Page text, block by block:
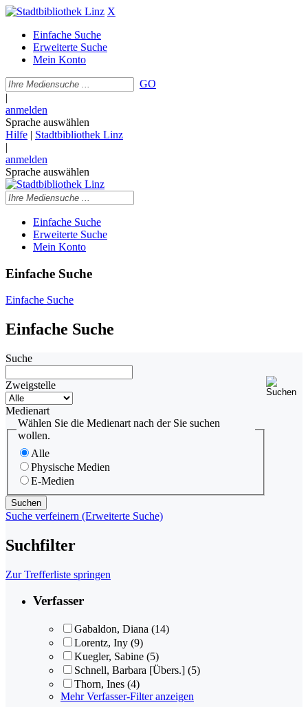
X
Einfache Suche
Erweiterte Suche
Mein Konto
GO
|
anmelden
Sprache auswählen
Hilfe | Stadtbibliothek Linz
|
anmelden
Sprache auswählen
Einfache Suche
Erweiterte Suche
Mein Konto
Einfache Suche
Einfache Suche
Einfache Suche
Suche
Zweigstelle
Medienart
Wählen Sie die Medienart nach der Sie suchen
wollen.
Alle
Physische Medien
E-Medien
Suche verfeinern (Erweiterte Suche)
Suchfilter
Zur Trefferliste springen
Verfasser
Gabaldon, Diana (14)
Lorentz, Iny (9)
Kuegler, Sabine (5)
Schnell, Barbara [Übers.] (5)
Thorn, Ines (4)
Mehr Verfasser-Filter anzeigen